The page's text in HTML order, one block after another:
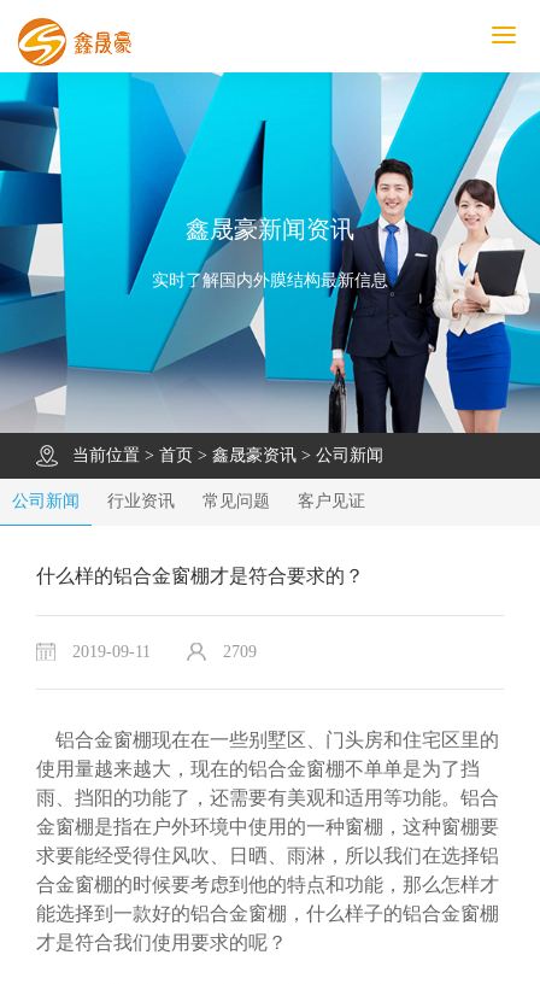
鑫晟豪首页
产品中心
工程案例
膜结构车棚
污水池反吊膜加盖
鑫晟豪资讯
关于鑫晟豪
联系鑫晟豪
鑫晟豪新闻资讯
实时了解国内外膜结构最新信息
当前位置 > 首页 > 鑫晟豪资讯 > 公司新闻
公司新闻 行业资讯 常见问题 客户见证
什么样的铝合金窗棚才是符合要求的？
2019-09-11 2709
铝合金窗棚现在在一些别墅区、门头房和住宅区里的
使用量越来越大，现在的铝合金窗棚不单单是为了挡
雨、挡阳的功能了，还需要有美观和适用等功能。铝合
金窗棚是指在户外环境中使用的一种窗棚，这种窗棚要
求要能经受得住风吹、日晒、雨淋，所以我们在选择铝
合金窗棚的时候要考虑到他的特点和功能，那么怎样才
能选择到一款好的铝合金窗棚，什么样子的铝合金窗棚
才是符合我们使用要求的呢？